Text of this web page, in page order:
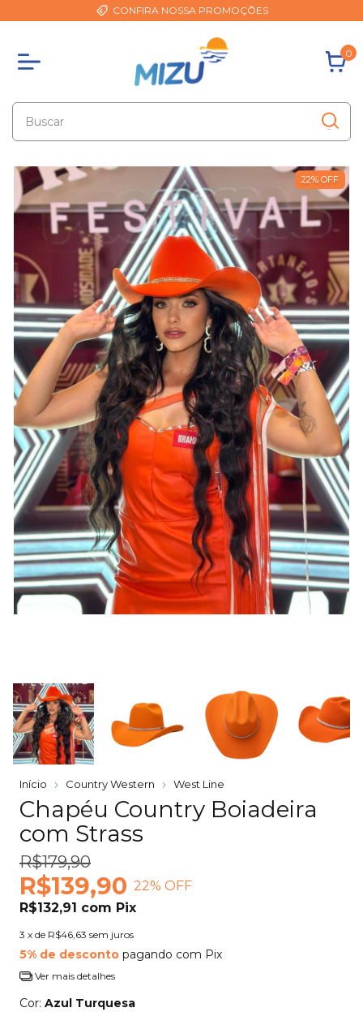
CONFIRA NOSSA PROMOÇÕES
0
22% OFF
Início Country Western West Line
Chapéu Country Boiadeira
com Strass
R$179,90
R$139,90 22% OFF
R$132,91 com Pix
3 x de R$46,63 sem juros
5% de desconto pagando com Pix
Ver mais detalhes
Cor: Azul Turquesa